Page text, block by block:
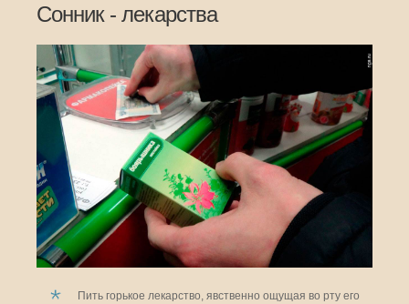
Сонник - лекарства
Пить горькое лекарство, явственно ощущая во рту его